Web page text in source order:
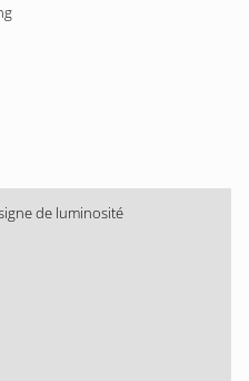
de luminosité